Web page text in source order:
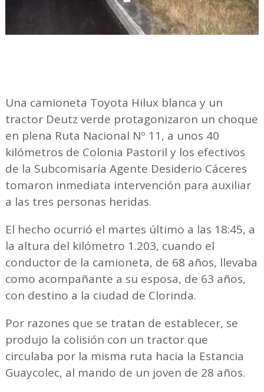
Una camioneta Toyota Hilux blanca y un
tractor Deutz verde protagonizaron un choque
en plena Ruta Nacional Nº 11, a unos 40
kilómetros de Colonia Pastoril y los efectivos
de la Subcomisaría Agente Desiderio Cáceres
tomaron inmediata intervención para auxiliar
a las tres personas heridas.
El hecho ocurrió el martes último a las 18:45, a
la altura del kilómetro 1.203, cuando el
conductor de la camioneta, de 68 años, llevaba
como acompañante a su esposa, de 63 años,
con destino a la ciudad de Clorinda.
Por razones que se tratan de establecer, se
produjo la colisión con un tractor que
circulaba por la misma ruta hacia la Estancia
Guaycolec, al mando de un joven de 28 años.